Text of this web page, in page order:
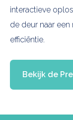
interactieve
de deur naar
efficiëntie.
Bekijk de